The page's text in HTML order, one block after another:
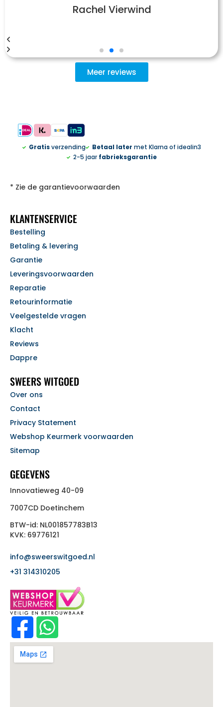
Rachel Vierwind
Meer reviews
Gratisverzending Betaal later met Klarna of idealin3
2-5 jaar fabrieksgarantie
* Zie de garantievoorwaarden
KLANTENSERVICE
Bestelling
Betaling & levering
Garantie
Leveringsvoorwaarden
Reparatie
Retourinformatie
Veelgestelde vragen
Klacht
Reviews
Dappre
SWEERS WITGOED
Over ons
Contact
Privacy Statement
Webshop Keurmerk voorwaarden
Sitemap
GEGEVENS
Innovatieweg 40-09
7007CD Doetinchem
BTW-id: NL001857783B13
KVK: 69776121
info@sweerswitgoed.nl
+31 314310205